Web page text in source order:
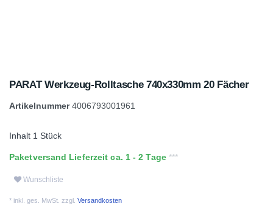
PARAT Werkzeug-Rolltasche 740x330mm 20 Fächer
Artikelnummer4006793001961
Inhalt 1 Stück
Paketversand Lieferzeit ca. 1 - 2 Tage
Wunschliste
* inkl. ges. MwSt. zzgl. Versandkosten